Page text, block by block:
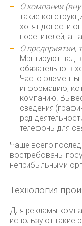
О компании
такие
хотят донести
посетителей, а
О предприятии,
Монтируют над
обязательно в
Часто
информацию,
компанию.
сведения
род
телефоны для
Чаще всего
востребованы
неприбыльными
Технология
Для рекламы
используют такие